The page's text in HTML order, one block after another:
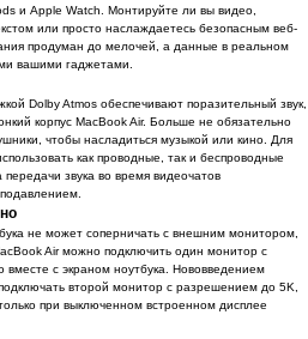
и Apple Watch. Монтируйте ли вы видео,
или просто наслаждаетесь безопасным веб-
продуман до мелочей, а данные в реальном
вашими гаджетами.
Dolby Atmos обеспечивают поразительный звук,
корпус MacBook Air. Больше не обязательно
чтобы насладиться музыкой или кино. Для
как проводные, так и беспроводные
звука во время видеочатов
не может соперничать с внешним монитором,
Air можно подключить один монитор с
с экраном ноутбука. Нововведением
второй монитор с разрешением до 5K,
при выключенном встроенном дисплее